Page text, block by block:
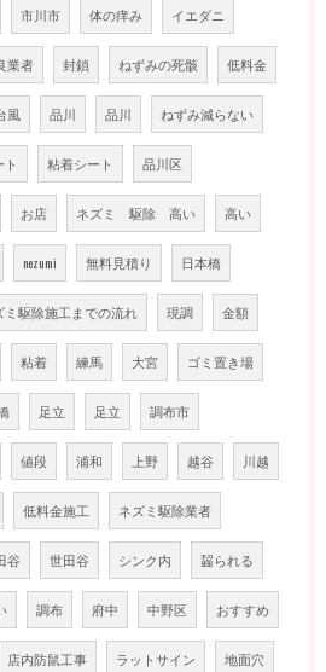
市川市 体の痒み イエダニ
業者 封鎖 ねずみの死骸 低料金
風 品川 品川 ねずみ減らない
粘着シート 品川区
お店 ネズミ 駆除 高い 高い
nezumi 無料見積り 日本橋
ミ駆除施工までの流れ 現調 金額
粘着 練馬 大宮 ゴミ置き場
足立 足立 調布市
値段 浦和 上野 越谷 川越
低料金施工 ネズミ駆除業者
谷 世田谷 シンク内 齧られる
調布 府中 中野区 おすすめ
店内防鼠工事 ラットサイン 地面穴